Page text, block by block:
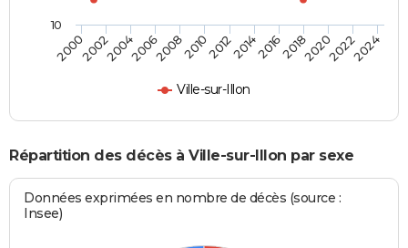
Ville-sur-Illon
2000200220042006200820102012201420162018202020222024
10
Répartition des décès à Ville-sur-Illon par sexe
Données exprimées en nombre de décès (source :
Insee)